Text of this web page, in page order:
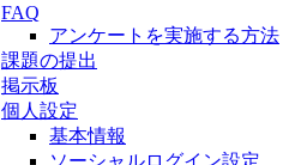
FAQ
アンケートを実施する方法
課題の提出
掲示板
個人設定
基本情報
ソーシャルログイン設定